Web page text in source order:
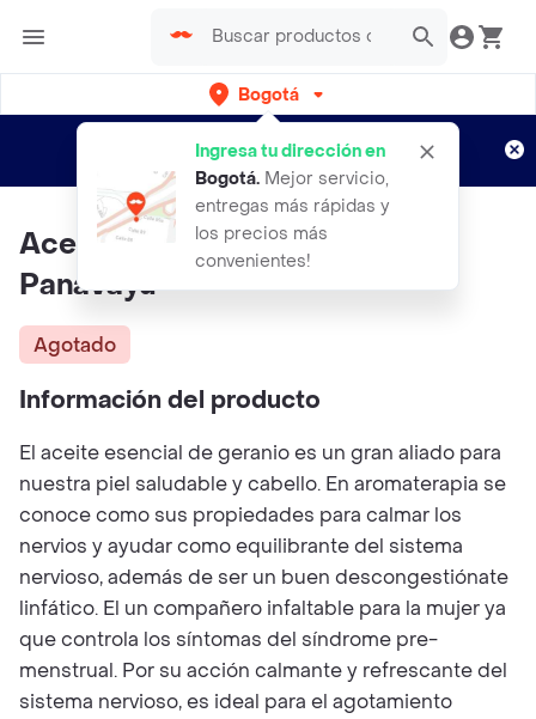
Bogotá
Ingresa tu dirección en
Bogotá. Mejor servicio,
entregas más rápidas y
los precios más
convenientes!
envíos gratis por semanas
Aplican TyC
Aceite Esencial De Geranio
Panavayu
Agotado
Información del producto
El aceite esencial de geranio es un gran aliado para
nuestra piel saludable y cabello. En aromaterapia se
conoce como sus propiedades para calmar los
nervios y ayudar como equilibrante del sistema
nervioso, además de ser un buen descongestiónate
linfático. El un compañero infaltable para la mujer ya
que controla los síntomas del síndrome pre-
menstrual. Por su acción calmante y refrescante del
sistema nervioso, es ideal para el agotamiento